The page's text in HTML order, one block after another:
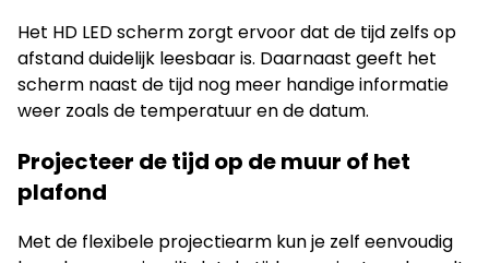
Het HD LED scherm zorgt ervoor dat de tijd zelfs op
afstand duidelijk leesbaar is. Daarnaast geeft het
scherm naast de tijd nog meer handige informatie
weer zoals de temperatuur en de datum.
Projecteer de tijd op de muur of het
plafond
Met de flexibele projectiearm kun je zelf eenvoudig